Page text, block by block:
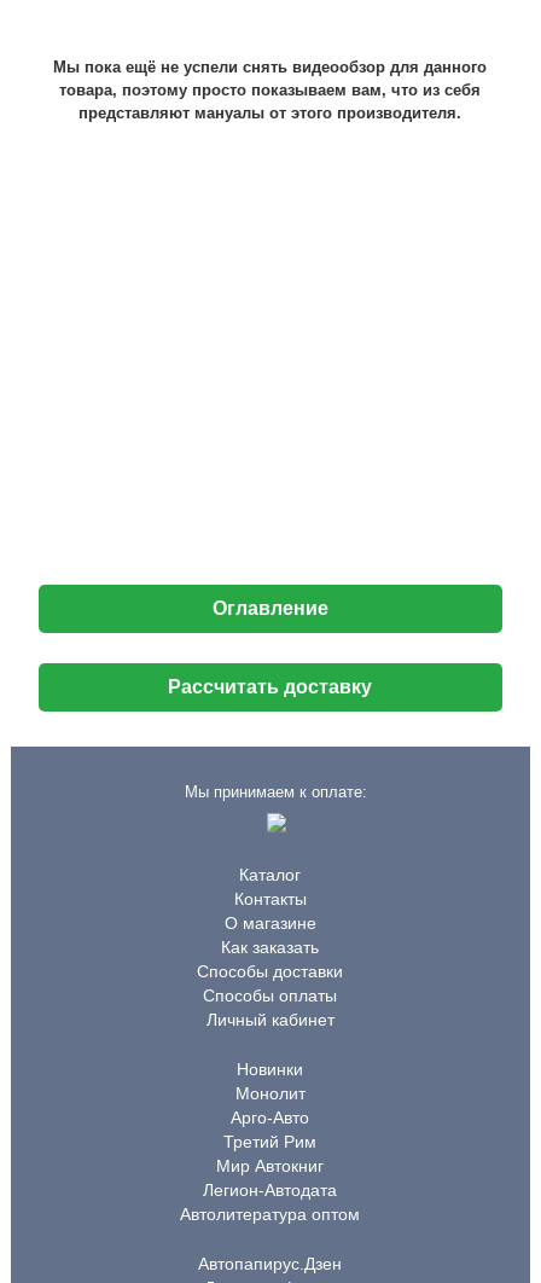
Мы пока ещё не успели снять видеообзор для данного
товара, поэтому просто показываем вам, что из себя
представляют мануалы от этого производителя.
Оглавление
Рассчитать доставку
Мы принимаем к оплате:
Каталог
Контакты
О магазине
Как заказать
Способы доставки
Способы оплаты
Личный кабинет
Новинки
Монолит
Арго-Авто
Третий Рим
Мир Автокниг
Легион-Автодата
Автолитература оптом
Автопапирус.Дзен